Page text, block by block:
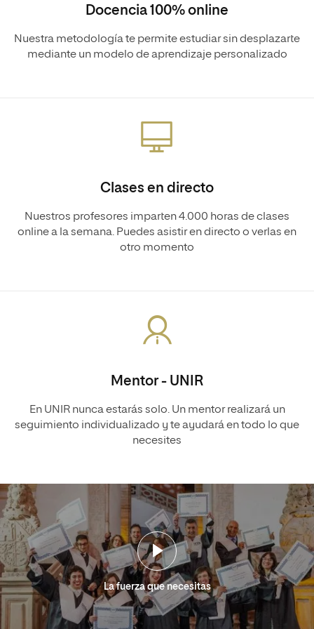
Docencia 100% online
Nuestra metodología te permite estudiar sin desplazarte
mediante un modelo de aprendizaje personalizado
Clases en directo
Nuestros profesores imparten 4.000 horas de clases
online a la semana. Puedes asistir en directo o verlas en
otro momento
Mentor - UNIR
En UNIR nunca estarás solo. Un mentor realizará un
seguimiento individualizado y te ayudará en todo lo que
necesites
La fuerza que necesitas